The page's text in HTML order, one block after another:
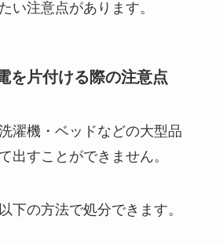
い注意点があります。
を片付ける際の注意点
濯機・ベッドなどの大型品
出すことができません。
下の方法で処分できます。